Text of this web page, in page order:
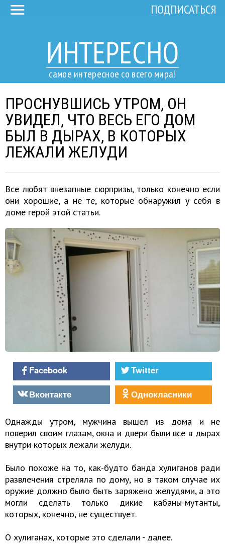
ИНТЕРЕСНО
самое интересное со всего мира!
ПОДПИСАТЬСЯ
ПРОСНУВШИСЬ УТРОМ, ОН
УВИДЕЛ, ЧТО ВЕСЬ ЕГО ДОМ
БЫЛ В ДЫРАХ, В КОТОРЫХ
ЛЕЖАЛИ ЖЕЛУДИ
Все любят внезапные сюрпризы, только конечно если
они хорошие, а не те, которые обнаружил у себя в
доме герой этой статьи.
Facebook
Twitter
Вконтакте
Однокласники
Однажды утром, мужчина вышел из дома
и не
поверил своим глазам, окна и двери были все в дырах
внутри которых лежали желуди.
Было похоже на то, как-будто банда хулиганов ради
развлечения стреляла по дому, но в таком случае их
оружие должно было быть заряжено желудями, а это
могли сделать только дикие кабаны-мутанты,
которых, конечно, не существует.
О хулиганах, которые это сделали - далее.